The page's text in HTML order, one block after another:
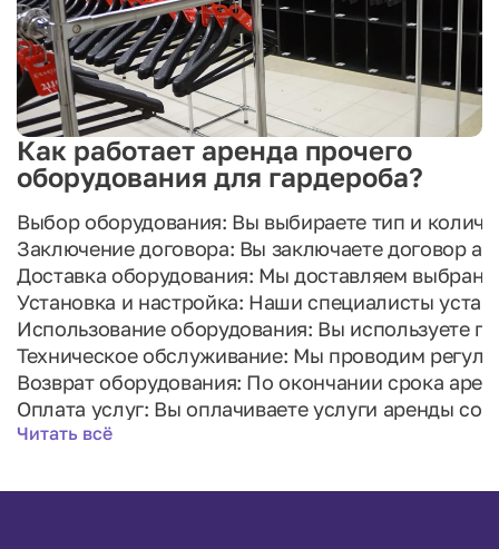
Как работает аренда прочего
оборудования для гардероба?
Выбор оборудования: Вы выбираете тип и
Заключение договора: Вы заключаете договор
Доставка оборудования: Мы доставляем
Установка и настройка: Наши специалисты
Использование оборудования: Вы используете
Техническое обслуживание: Мы проводим
Возврат оборудования: По окончании срока
Оплата услуг: Вы оплачиваете услуги аренды
Проверка оборудования: Мы проверяем
Читать всё